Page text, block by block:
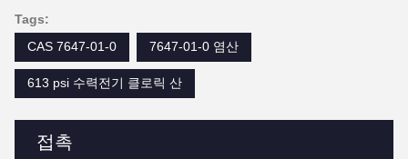
접촉
Tags:
CAS 7647-01-0
7647-01-0 염산
613 psi 수력전기 클로릭 산